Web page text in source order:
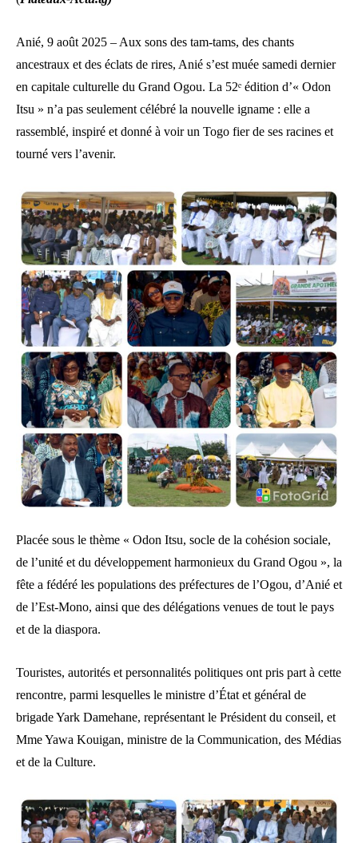
Anié, 9 août 2025 – Aux sons des tam-tams, des chants
ancestraux et des éclats de rires, Anié s’est muée samedi dernier
en capitale culturelle du Grand Ogou. La 52ᵉ édition d’« Odon
Itsu » n’a pas seulement célébré la nouvelle igname : elle a
rassemblé, inspiré et donné à voir un Togo fier de ses racines et
tourné vers l’avenir.
Placée sous le thème « Odon Itsu, socle de la cohésion sociale,
de l’unité et du développement harmonieux du Grand Ogou », la
fête a fédéré les populations des préfectures de l’Ogou, d’Anié et
de l’Est-Mono, ainsi que des délégations venues de tout le pays
et de la diaspora.
Touristes, autorités et personnalités politiques ont pris part à cette
rencontre, parmi lesquelles le ministre d’État et général de
brigade Yark Damehane, représentant le Président du conseil, et
Mme Yawa Kouigan, ministre de la Communication, des Médias
et de la Culture.